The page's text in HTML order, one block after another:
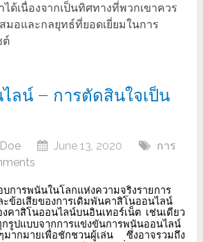
ด้เนื่องจากเป็นทิศทางที่พวกเขาควร
มอและกลยุทธ์ที่ยอดเยี่ยมในการ
ต์
ลน์ – การตัดสินใจเป็น
June 13, 2020
การ
การพนันในโลกแห่งความจริงรายการ
ข้อเสียของการเดิมพันคาสิโนออนไลน์
คาสิโนออนไลน์บนอินเทอร์เน็ต เช่นเดียว
กรูปแบบจากการแข่งขันการพนันออนไลน์
มากมายเพื่อชักชวนผู้เล่น
ซึ่งอาจรวมถึง